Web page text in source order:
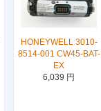
HONEYWELL 3010-
8514-001 CW45-BAT-
EX
6,039 円